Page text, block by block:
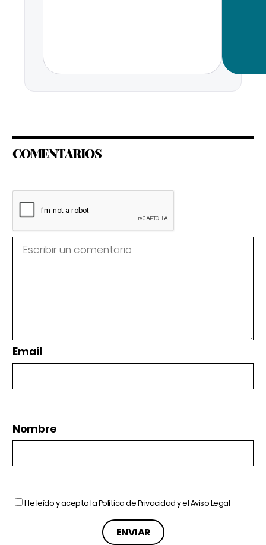
COMENTARIOS
Email
Nombre
He leído y acepto laPolítica de Privacidady elAviso Legal